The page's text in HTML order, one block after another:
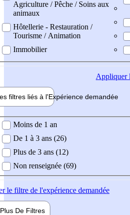
Agriculture / Pêche / Soins aux
animaux
Hôtellerie - Restauration /
Tourisme / Animation
Immobilier
Appliquer
filtres liés à l'Expérience demandée
demandée
Moins de 1 an
De 1 à 3 ans (26)
Plus de 3 ans (12)
Non renseignée (69)
le filtre de l'expérience demandée
Plus De Filtres